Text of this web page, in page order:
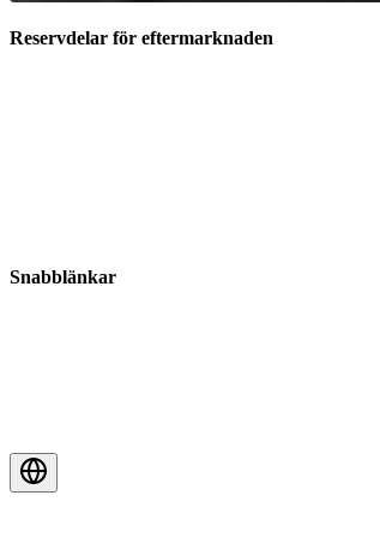
Reservdelar för eftermarknaden
Snabblänkar